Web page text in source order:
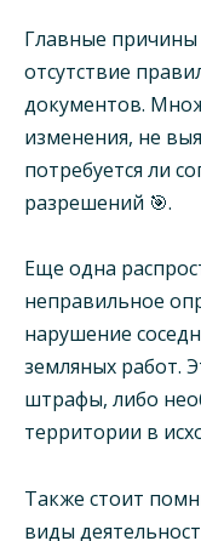
Главные
отсутствие
документов.
изменения, не
потребуется ли
разрешений 🎯.
Еще одна
неправильное
нарушение
земляных работ.
штрафы, либо
территории в
Также стоит
виды